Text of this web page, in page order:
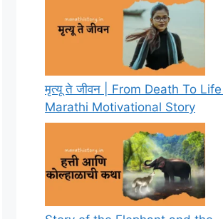
मृत्यू ते जीवन | From Death To Life |
Marathi Motivational Story